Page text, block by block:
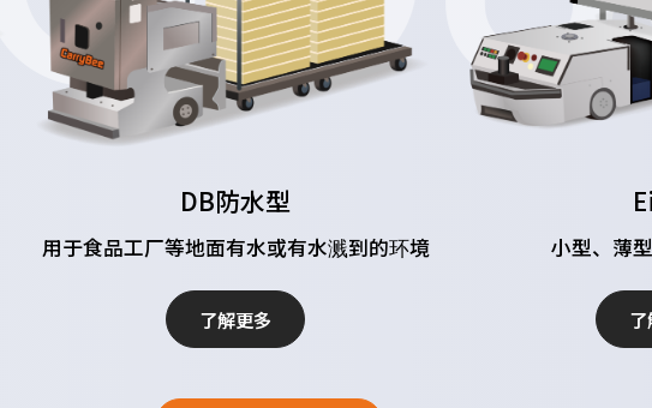
DB防水型
用于食品工厂等地面有水或有水溅到的环境
了解更多
小型、薄